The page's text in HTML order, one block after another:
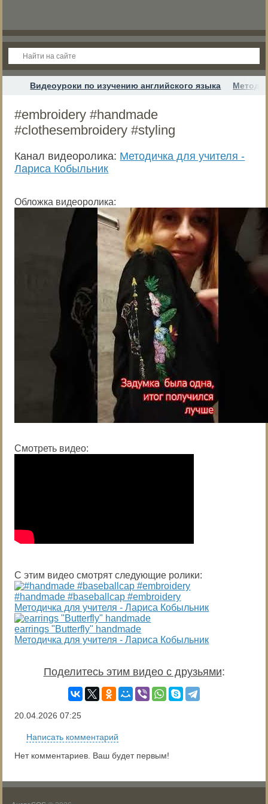
Видеоуроки по изучению английского языка
#embroidery #handmade
#clothesembroidery #styling
Канал видеоролика: Методичка для учителя -
Лариса Кобыльник
Обложка видеоролика:
Смотреть видео:
С этим видео смотрят следующие ролики:
#handmade #baseballcap #embroidery
Методичка для учителя - Лариса Кобыльник
earrings "Butterfly" handmade
Методичка для учителя - Лариса Кобыльник
Поделитесь этим видео с друзьями:
20.04.2026 07:25
Написать комментарий
Нет комментариев. Ваш будет первым!